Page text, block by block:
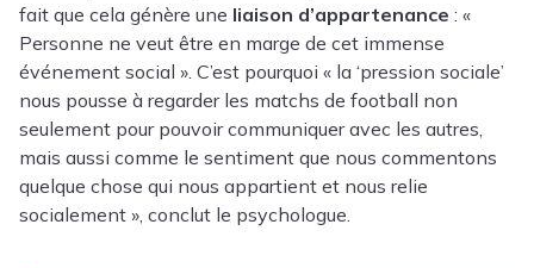
fait que cela génère une liaison d’appartenance : «
Personne ne veut être en marge de cet immense
événement social ». C’est pourquoi « la ‘pression sociale’
nous pousse à regarder les matchs de football non
seulement pour pouvoir communiquer avec les autres,
mais aussi comme le sentiment que nous commentons
quelque chose qui nous appartient et nous relie
socialement », conclut le psychologue.